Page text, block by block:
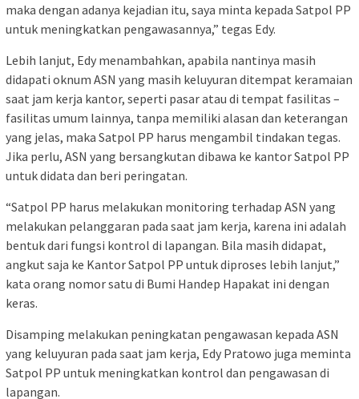
maka dengan adanya kejadian itu, saya minta kepada Satpol PP
untuk meningkatkan pengawasannya,” tegas Edy.
Lebih lanjut, Edy menambahkan, apabila nantinya masih
didapati oknum ASN yang masih keluyuran ditempat keramaian
saat jam kerja kantor, seperti pasar atau di tempat fasilitas –
fasilitas umum lainnya, tanpa memiliki alasan dan keterangan
yang jelas, maka Satpol PP harus mengambil tindakan tegas.
Jika perlu, ASN yang bersangkutan dibawa ke kantor Satpol PP
untuk didata dan beri peringatan.
“Satpol PP harus melakukan monitoring terhadap ASN yang
melakukan pelanggaran pada saat jam kerja, karena ini adalah
bentuk dari fungsi kontrol di lapangan. Bila masih didapat,
angkut saja ke Kantor Satpol PP untuk diproses lebih lanjut,”
kata orang nomor satu di Bumi Handep Hapakat ini dengan
keras.
Disamping melakukan peningkatan pengawasan kepada ASN
yang keluyuran pada saat jam kerja, Edy Pratowo juga meminta
Satpol PP untuk meningkatkan kontrol dan pengawasan di
lapangan.